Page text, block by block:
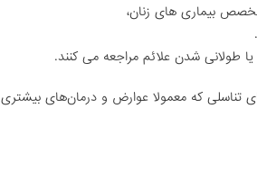
بیماری های زنان،
یا طولانی شدن علائم مراجعه می کنند.
تناسلی که معمولا عوارض و درمان‌های بیشتری